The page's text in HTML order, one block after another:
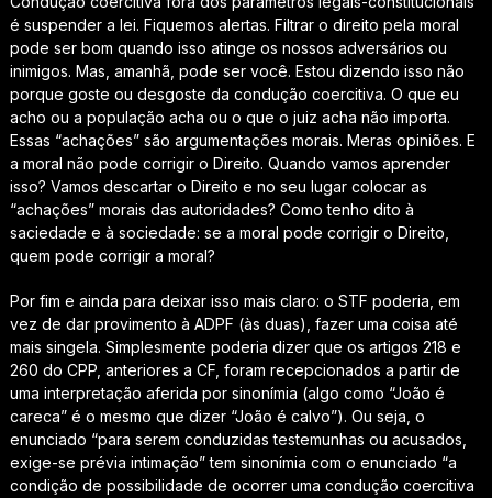
é suspender a lei. Fiquemos alertas. Filtrar o direito pela moral
pode ser bom quando isso atinge os nossos adversários ou
inimigos. Mas, amanhã, pode ser você. Estou dizendo isso não
porque goste ou desgoste da condução coercitiva. O que eu
acho ou a população acha ou o que o juiz acha não importa.
Essas “achações” são argumentações morais. Meras opiniões. E
a moral não pode corrigir o Direito. Quando vamos aprender
isso? Vamos descartar o Direito e no seu lugar colocar as
“achações” morais das autoridades? Como tenho dito à
saciedade e à sociedade: se a moral pode corrigir o Direito,
quem pode corrigir a moral?
Por fim e ainda para deixar isso mais claro: o STF poderia, em
vez de dar provimento à ADPF (às duas), fazer uma coisa até
mais singela. Simplesmente poderia dizer que os artigos 218 e
260 do CPP, anteriores a CF, foram recepcionados a partir de
uma interpretação aferida por sinonímia (algo como “João é
careca” é o mesmo que dizer “João é calvo”). Ou seja, o
enunciado “para serem conduzidas testemunhas ou acusados,
exige-se prévia intimação”tem sinonímia com o enunciado “a
condição de possibilidade de ocorrer uma condução coercitiva